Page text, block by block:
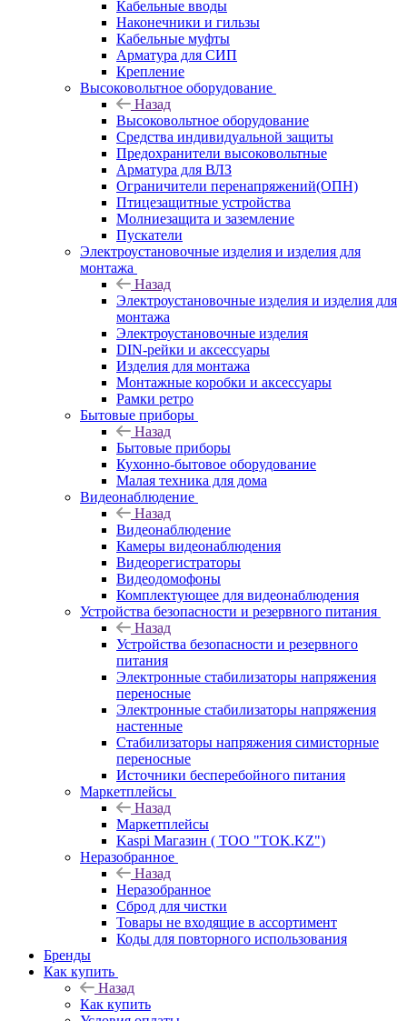
Кабельные вводы
Наконечники и гильзы
Кабельные муфты
Арматура для СИП
Крепление
Высоковольтное оборудование
Назад
Высоковольтное оборудование
Средства индивидуальной защиты
Предохранители высоковольтные
Арматура для ВЛЗ
Ограничители перенапряжений(ОПН)
Птицезащитные устройства
Молниезащита и заземление
Пускатели
Электроустановочные изделия и изделия для
монтажа
Назад
Электроустановочные изделия и изделия для
монтажа
Электроустановочные изделия
DIN-рейки и аксессуары
Изделия для монтажа
Монтажные коробки и аксессуары
Рамки ретро
Бытовые приборы
Назад
Бытовые приборы
Кухонно-бытовое оборудование
Малая техника для дома
Видеонаблюдение
Назад
Видеонаблюдение
Камеры видеонаблюдения
Видеорегистраторы
Видеодомофоны
Комплектующее для видеонаблюдения
Устройства безопасности и резервного питания
Назад
Устройства безопасности и резервного
питания
Электронные стабилизаторы напряжения
переносные
Электронные стабилизаторы напряжения
настенные
Стабилизаторы напряжения симисторные
переносные
Источники бесперебойного питания
Маркетплейсы
Назад
Маркетплейсы
Kaspi Магазин ( ТОО "TOK.KZ")
Неразобранное
Назад
Неразобранное
Сброд для чистки
Товары не входящие в ассортимент
Коды для повторного использования
Бренды
Как купить
Назад
Как купить